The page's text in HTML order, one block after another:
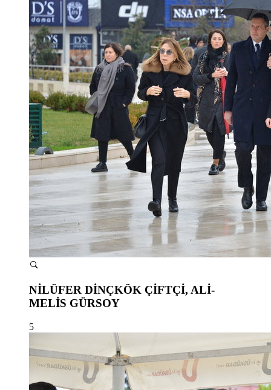
NİLÜFER DİNÇKÖK ÇİFTÇİ, ALİ-
MELİS GÜRSOY
5